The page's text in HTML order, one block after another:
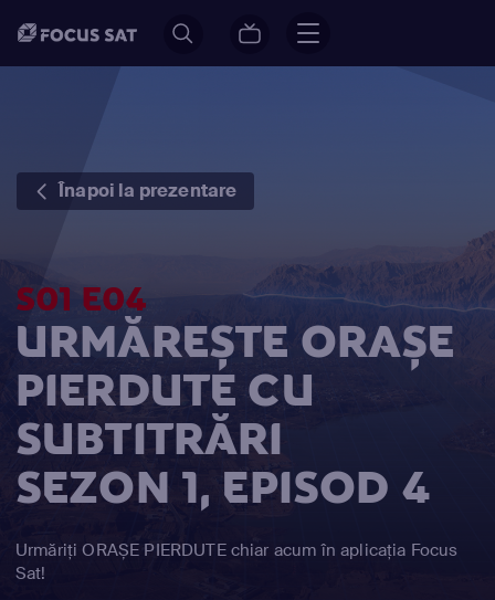
Înapoi la prezentare
S01 E04
URMĂREȘTE ORAȘE
PIERDUTE CU
SUBTITRĂRI
SEZON 1, EPISOD 4
Urmăriți ORAȘE PIERDUTE chiar acum în aplicația Focus
Sat!